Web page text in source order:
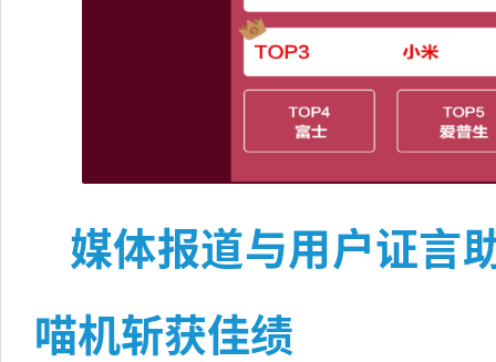
媒体报道与用户证言
喵机斩获佳绩